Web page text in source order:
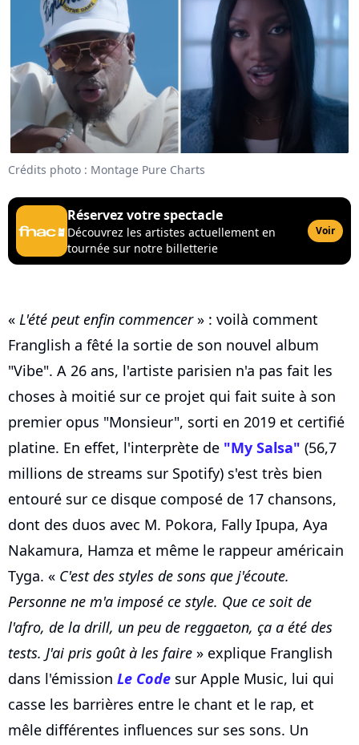
Crédits photo : Montage Pure Charts
Réservez votre spectacle
Découvrez les artistes actuellement en
tournée sur notre billetterie
Voir
« L'été peut enfin commencer» : voilà comment
Franglish a fêté la sortie de son nouvel album
"Vibe". A 26 ans, l'artiste parisien n'a pas fait les
choses à moitié sur ce projet qui fait suite à son
premier opus "Monsieur", sorti en 2019 et certifié
platine. En effet, l'interprète de "My Salsa" (56,7
millions de streams sur Spotify) s'est très bien
entouré sur ce disque composé de 17 chansons,
dont des duos avec M. Pokora, Fally Ipupa, Aya
Nakamura, Hamza et même le rappeur américain
Tyga. « C'est des styles de sons que j'écoute.
Personne ne m'a imposé ce style. Que ce soit de
l'afro, de la drill, un peu de reggaeton, ça a été des
tests. J'ai pris goût à les faire » explique Franglish
dans l'émission Le Code sur Apple Music, lui qui
casse les barrières entre le chant et le rap, et
mêle différentes influences sur ses sons. Un